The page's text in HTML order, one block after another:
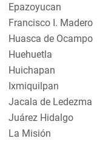
Epazoyucan
Francisco I. Madero
Huasca de Ocampo
Huehuetla
Huichapan
Ixmiquilpan
Jacala de Ledezma
Juárez Hidalgo
La Misión